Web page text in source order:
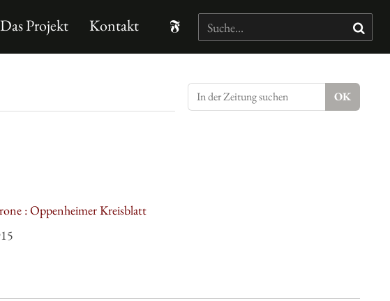
Das Projekt Kontakt
: Oppenheimer Kreisblatt